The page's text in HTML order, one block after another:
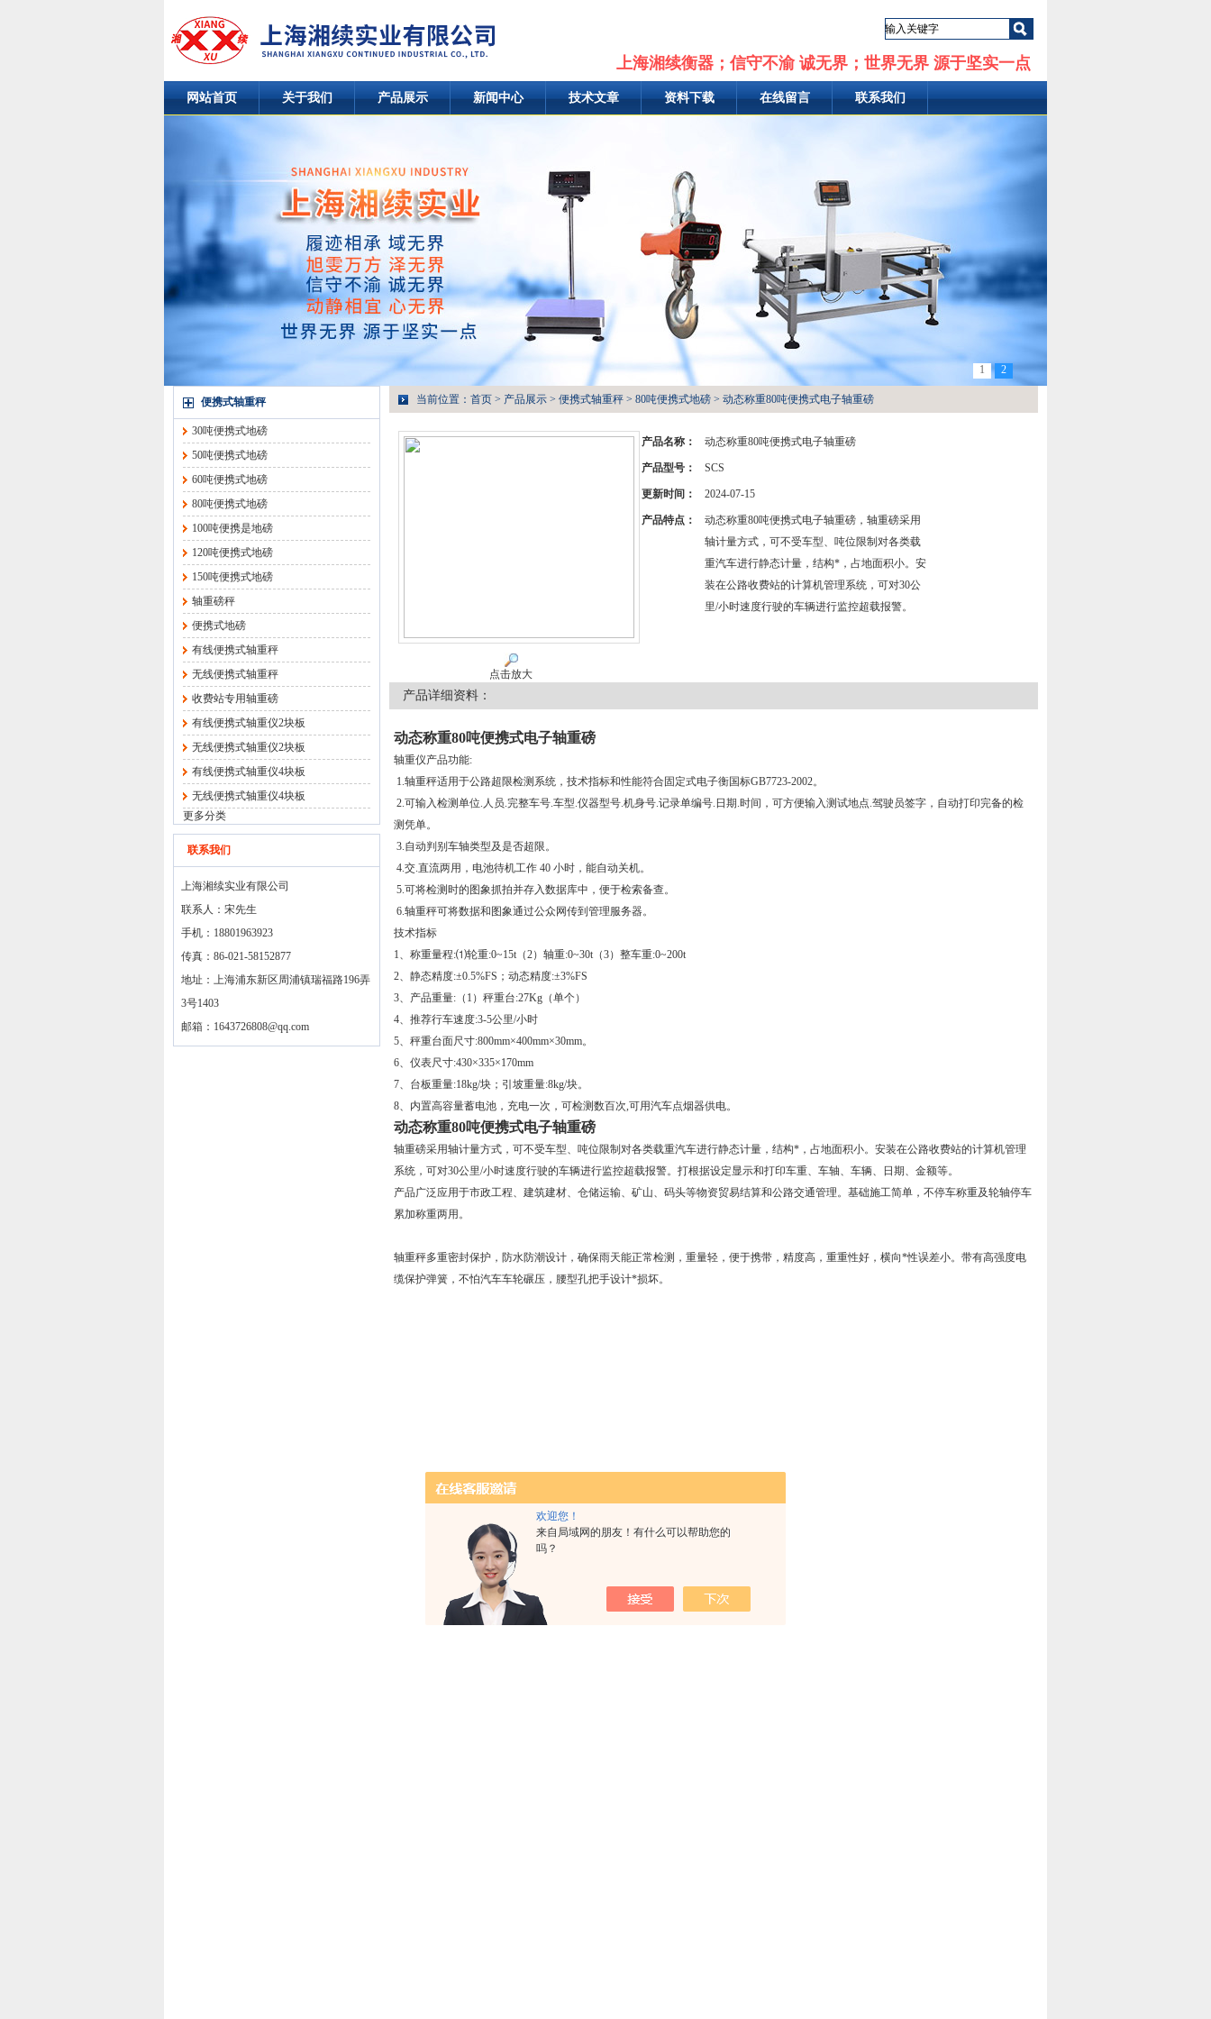
欢迎您！
来自局域网的朋友！有什么可以帮助您的
吗？
上海湘续衡器；信守不渝 诚无界；世界无界 源于坚实一点
网站首页 关于我们 产品展示 新闻中心 技术文章 资料下载 在线留言 联系我们
1 2
便携式轴重秤
30吨便携式地磅
50吨便携式地磅
60吨便携式地磅
80吨便携式地磅
100吨便携是地磅
120吨便携式地磅
150吨便携式地磅
轴重磅秤
便携式地磅
有线便携式轴重秤
无线便携式轴重秤
收费站专用轴重磅
有线便携式轴重仪2块板
无线便携式轴重仪2块板
有线便携式轴重仪4块板
无线便携式轴重仪4块板
更多分类
联系我们
上海湘续实业有限公司
联系人：宋先生
手机：18801963923
传真：86-021-58152877
地址：上海浦东新区周浦镇瑞福路196弄
3号1403
邮箱： 1643726808@qq.com
当前位置： 首页 > 产品展示 > 便携式轴重秤 > 80吨便携式地磅 > 动态称重80吨便携式电子轴重磅
点击放大
产品名称： 动态称重80吨便携式电子轴重磅
产品型号： SCS
更新时间： 2024-07-15
产品特点：
动态称重80吨便携式电子轴重磅，轴重磅采用
轴计量方式，可不受车型、吨位限制对各类载
重汽车进行静态计量，结构*，占地面积小。安
装在公路收费站的计算机管理系统，可对30公
里/小时速度行驶的车辆进行监控超载报警。
产品详细资料：
动态称重80吨便携式电子轴重磅
轴重仪产品功能:
1.轴重秤适用于公路超限检测系统，技术指标和性能符合固定式电子衡国标GB7723-2002。
2.可输入检测单位.人员.完整车号.车型.仪器型号.机身号.记录单编号.日期.时间，可方便输入测试地点.驾驶员签字，自动打印完备的检
测凭单。
3.自动判别车轴类型及是否超限。
4.交.直流两用，电池待机工作 40 小时，能自动关机。
5.可将检测时的图象抓拍并存入数据库中，便于检索备查。
6.轴重秤可将数据和图象通过公众网传到管理服务器。
技术指标
1、称重量程:⑴轮重:0~15t（2）轴重:0~30t（3）整车重:0~200t
2、静态精度:±0.5%FS；动态精度:±3%FS
3、产品重量:（1）秤重台:27Kg（单个）
4、推荐行车速度:3-5公里/小时
5、秤重台面尺寸:800mm×400mm×30mm。
6、仪表尺寸:430×335×170mm
7、台板重量:18kg/块；引坡重量:8kg/块。
8、内置高容量蓄电池，充电一次，可检测数百次,可用汽车点烟器供电。
动态称重80吨便携式电子轴重磅
轴重磅采用轴计量方式，可不受车型、吨位限制对各类载重汽车进行静态计量，结构*，占地面积小。安装在公路收费站的计算机管理
系统，可对30公里/小时速度行驶的车辆进行监控超载报警。打根据设定显示和打印车重、车轴、车辆、日期、金额等。
产品广泛应用于市政工程、建筑建材、仓储运输、矿山、码头等物资贸易结算和公路交通管理。基础施工简单，不停车称重及轮轴停车
累加称重两用。
轴重秤多重密封保护，防水防潮设计，确保雨天能正常检测，重量轻，便于携带，精度高，重重性好，横向*性误差小。带有高强度电
缆保护弹簧，不怕汽车车轮碾压，腰型孔把手设计*损坏。